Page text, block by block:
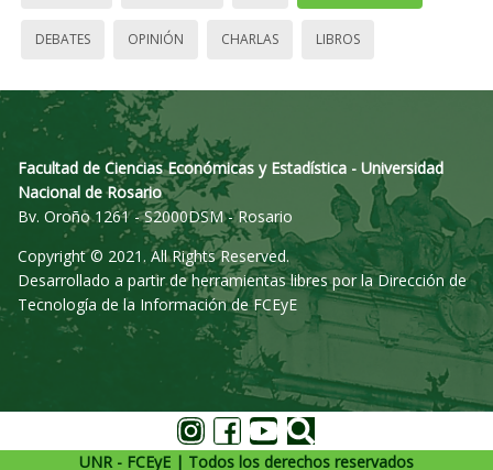
DEBATES OPINIÓN CHARLAS LIBROS
Facultad de Ciencias Económicas y Estadística - Universidad
Nacional de Rosario
Bv. Oroño 1261 - S2000DSM - Rosario
Copyright © 2021. All Rights Reserved.
Desarrollado a partir de herramientas libres por la Dirección de
Tecnología de la Información de FCEyE
UNR - FCEyE | Todos los derechos reservados